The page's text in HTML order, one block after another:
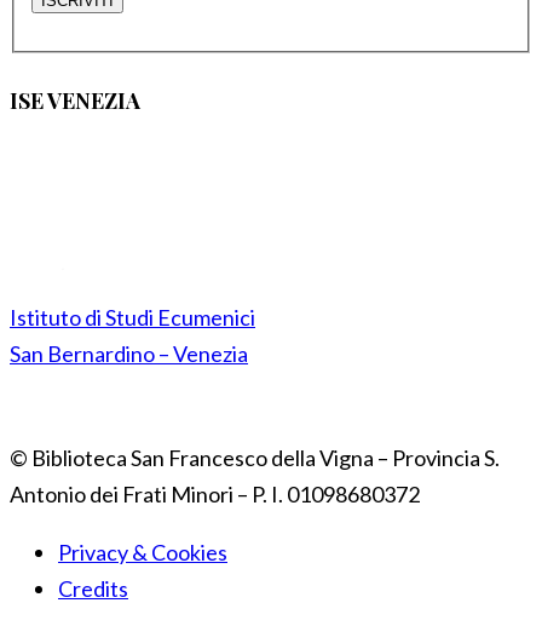
ISE VENEZIA
Istituto di Studi Ecumenici
San Bernardino – Venezia
© Biblioteca San Francesco della Vigna – Provincia S.
Antonio dei Frati Minori – P. I. 01098680372
Privacy & Cookies
Credits